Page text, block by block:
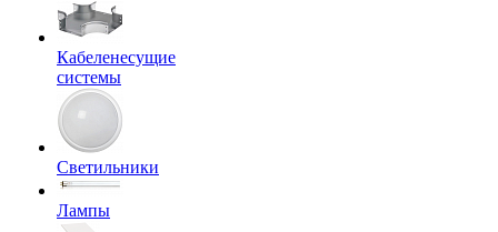
Кабеленесущие
системы
Светильники
Лампы